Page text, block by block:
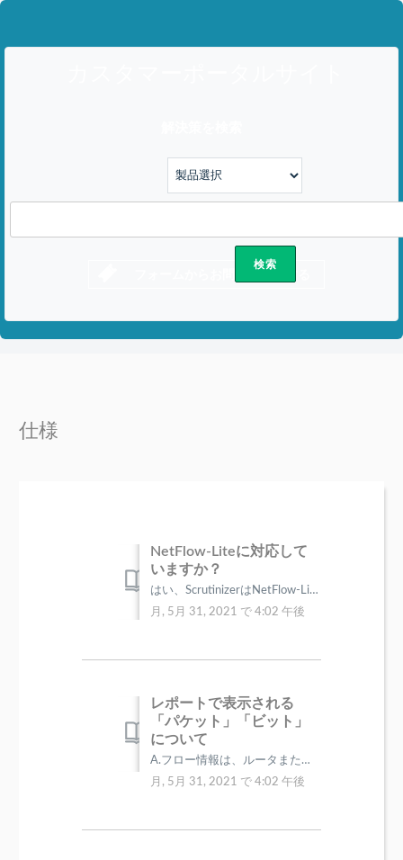
仕様
NetFlow-Liteに対応して
いますか？
はい、ScrutinizerはNetFlow-Liteに対応しております。 機器がNetFlow-Liteに対応していれば、Scrutinizerでも...
月, 5月 31, 2021 で 4:02 午後
レポートで表示される
「パケット」「ビット」
について
A.フロー情報は、ルータまたはスイッチによって監視される、あらゆる通信のバイトおよびパケットカウントが含まれています。 Scrutinizerが...
月, 5月 31, 2021 で 4:02 午後